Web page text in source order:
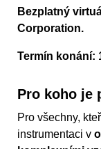
Bezplatný
Corporation.
Termín konání:
Pro koho je
Pro všechny,
instrumentaci v